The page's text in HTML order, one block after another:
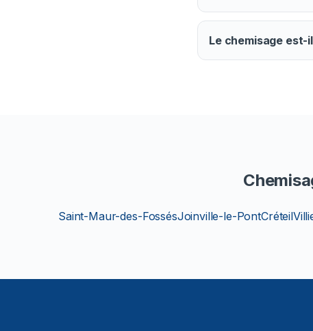
Le chemisage est-
Saint-Maur-des-FossésJoinville-le-PontCréteil